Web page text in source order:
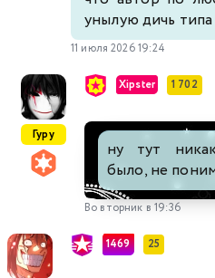
унылую дичь
11 июля 2026 19:24
Гуру
Xipster 1 702
ну тут
было, не
Во вторник в 19:36
1469 25